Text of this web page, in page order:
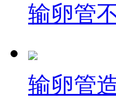
输卵管
输卵管